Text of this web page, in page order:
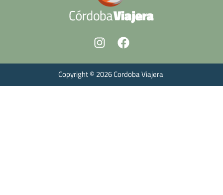
Copyright © 2026 Cordoba Viajera